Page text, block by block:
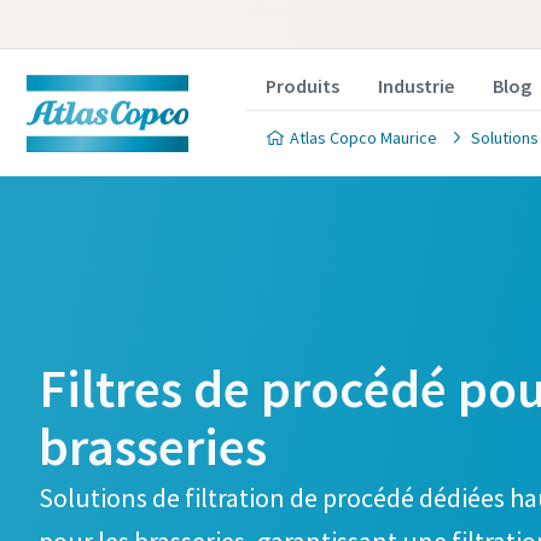
Produits Industrie Blog
Atlas Copco Maurice
Filtres de procédé
brasseries
Solutions de filtration de procédé dédiées
filtration
Vous souhaitez
à gérer votre
ci-dessous. L'un
filtration
Vous souhaitez
à gérer votre
ci-dessous. L'un